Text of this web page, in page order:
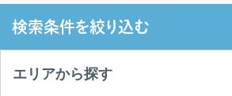
検索条件を絞り込む
エリアから探す